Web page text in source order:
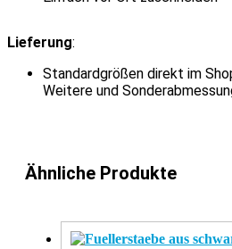
Lieferung:
Standardgrößen direkt im
Weitere und
Ähnliche Produkte